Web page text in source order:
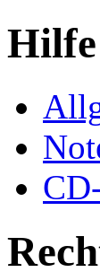
Hilfe